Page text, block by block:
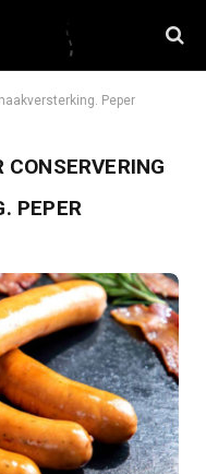
Peper
CONSERVERING
PEPER